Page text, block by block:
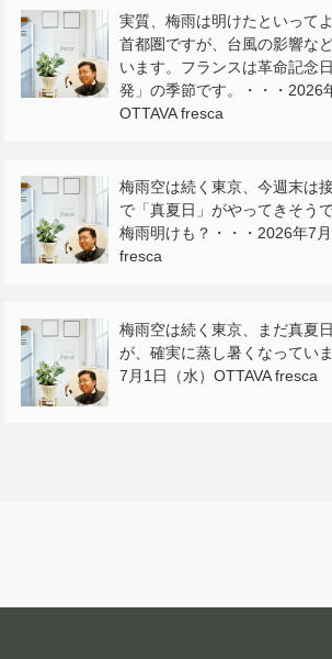
実質、梅雨は明けたといって
首都圏ですが、台風の影響な
います。フランスは革命記念
発」の季節です。・・・2026
OTTAVA fresca
梅雨空は続く東京、今週末は
で「真夏日」がやってきそう
梅雨明けも？・・・2026年7
fresca
梅雨空は続く東京、まだ真夏
が、確実に蒸し暑くなってい
7月1日（水）OTTAVA fresca